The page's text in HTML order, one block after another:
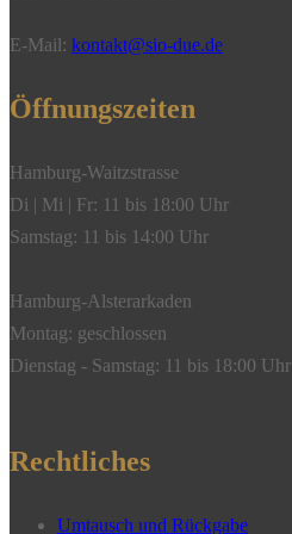
E-Mail: kontakt@sio-due.de
Öffnungszeiten
Hamburg-Waitzstrasse
Di | Mi | Fr: 11 bis 18:00 Uhr
Samstag: 11 bis 14:00 Uhr
Hamburg-Alsterarkaden
Montag: geschlossen
Dienstag - Samstag: 11 bis 18:00 Uhr
Rechtliches
Umtausch und Rückgabe